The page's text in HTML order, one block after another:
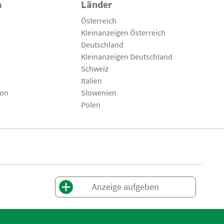
Länder
Österreich
Kleinanzeigen Österreich
Deutschland
Kleinanzeigen Deutschland
Schweiz
Italien
Slowenien
Polen
Anzeige aufgeben